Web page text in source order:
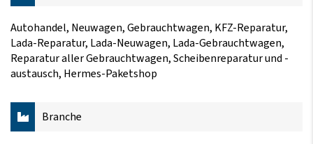
Autohandel, Neuwagen, Gebrauchtwagen, KFZ-Reparatur,
Lada-Reparatur, Lada-Neuwagen, Lada-Gebrauchtwagen,
Reparatur aller Gebrauchtwagen, Scheibenreparatur und -
austausch, Hermes-Paketshop
Branche